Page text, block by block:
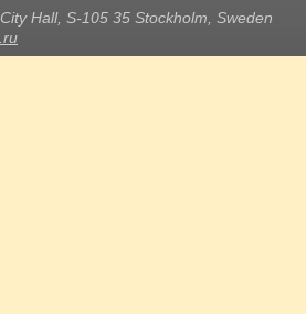
Hall, S-105 35 Stockholm, Sweden